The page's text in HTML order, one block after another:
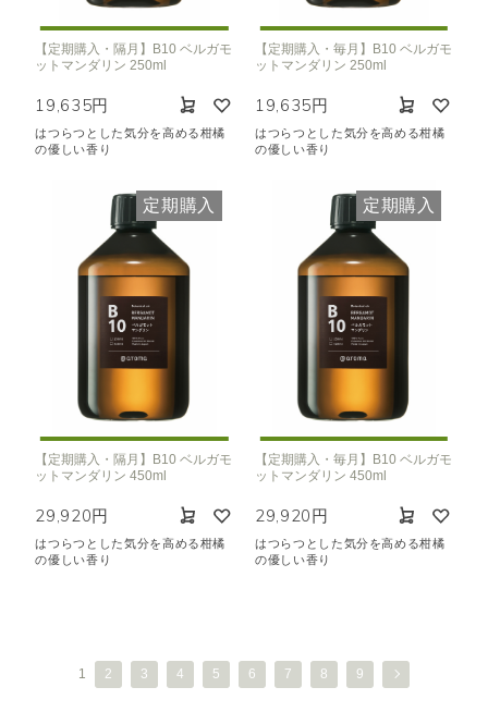
【定期購入・隔月】B10 ベルガモ
ットマンダリン 250ml
19,635円
はつらつとした気分を高める柑橘
の優しい香り
【定期購入・毎月】B10 ベルガモ
ットマンダリン 250ml
19,635円
はつらつとした気分を高める柑橘
の優しい香り
定期購入
【定期購入・隔月】B10 ベルガモ
ットマンダリン 450ml
29,920円
はつらつとした気分を高める柑橘
の優しい香り
定期購入
【定期購入・毎月】B10 ベルガモ
ットマンダリン 450ml
29,920円
はつらつとした気分を高める柑橘
の優しい香り
1 2 3 4 5 6 7 8 9